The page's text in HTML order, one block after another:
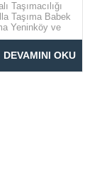
Taşımacılığı
Taşıma Babek
Yeninköy ve
semtlerde
dikkat ve
bir süreçtir.
DEVAMINI OKU